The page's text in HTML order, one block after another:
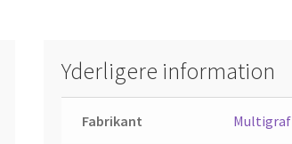
Yderligere information
Fabrikant Multigraf